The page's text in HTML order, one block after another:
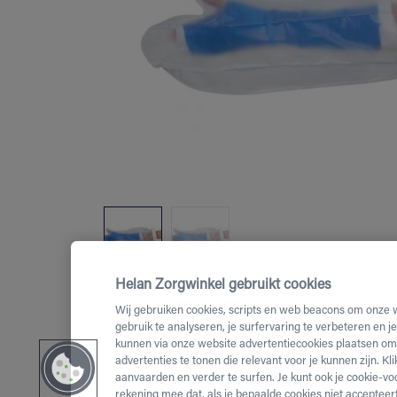
Helan Zorgwinkel gebruikt cookies
Wij gebruiken cookies, scripts en web beacons om
gebruik te analyseren, je surfervaring te verbeteren en
kunnen via onze website advertentiecookies plaatsen
advertenties te tonen die relevant voor je kunnen zijn.
aanvaarden en verder te surfen. Je kunt ook je cookie-